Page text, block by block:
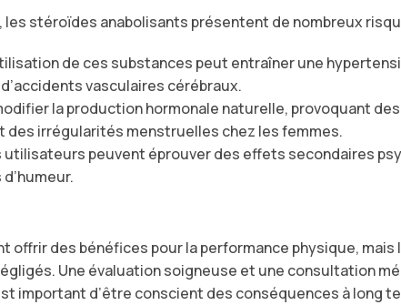
stéroïdes anabolisants présentent de nombreux
de ces substances peut entraîner une
vasculaires cérébraux.
la production hormonale naturelle, provoquant
des irrégularités menstruelles chez les femmes.
utilisateurs peuvent éprouver des effets secondaires
offrir des bénéfices pour la performance physique,
Une évaluation soigneuse et une consultation
important d’être conscient des conséquences à long